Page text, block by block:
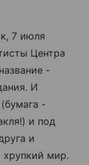
7 июля
Центра
-
И
-
и под
и
хрупкий мир.